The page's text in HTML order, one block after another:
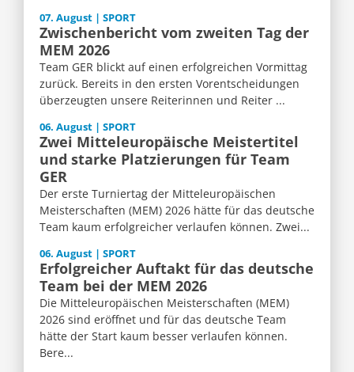
07. August | SPORT
Zwischenbericht vom zweiten Tag der
MEM 2026
Team GER blickt auf einen erfolgreichen Vormittag
zurück. Bereits in den ersten Vorentscheidungen
überzeugten unsere Reiterinnen und Reiter ...
06. August | SPORT
Zwei Mitteleuropäische Meistertitel
und starke Platzierungen für Team
GER
Der erste Turniertag der Mitteleuropäischen
Meisterschaften (MEM) 2026 hätte für das deutsche
Team kaum erfolgreicher verlaufen können. Zwei...
06. August | SPORT
Erfolgreicher Auftakt für das deutsche
Team bei der MEM 2026
Die Mitteleuropäischen Meisterschaften (MEM)
2026 sind eröffnet und für das deutsche Team
hätte der Start kaum besser verlaufen können.
Bere...